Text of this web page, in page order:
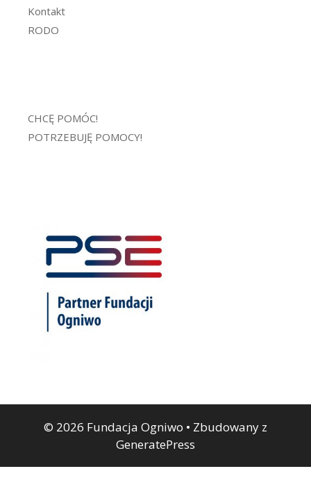
Kontakt
RODO
CHCĘ POMÓC!
POTRZEBUJĘ POMOCY!
© 2026 Fundacja Ogniwo • Zbudowany z
GeneratePress